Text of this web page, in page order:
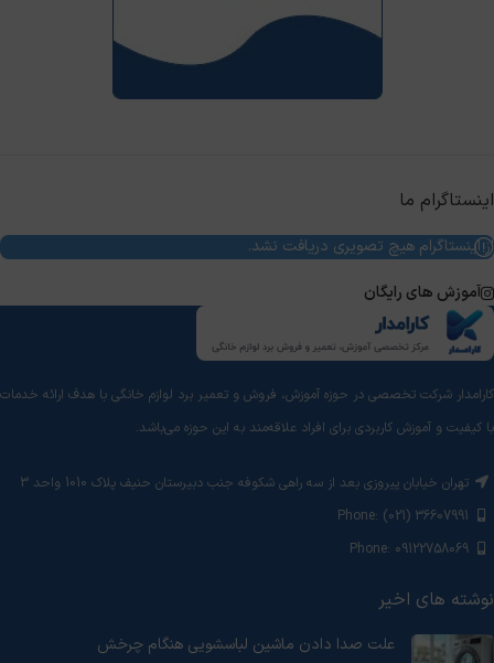
اینستاگرام ما
از اینستاگرام هیچ تصویری دریافت نشد.
آموزش های رایگان
کارامدار شرکت تخصصی در حوزه آموزش، فروش و تعمیر برد لوازم خانگی با هدف ارائه خدمات
با کیفیت و آموزش‌ کاربردی برای افراد علاقه‌مند به این حوزه می‌باشد.
تهران خیابان پیروزی بعد از سه راهی شکوفه جنب دبیرستان حنیف پلاک 1010 واحد 3
نوشته های اخیر
علت صدا دادن ماشین لباسشویی هنگام چرخش